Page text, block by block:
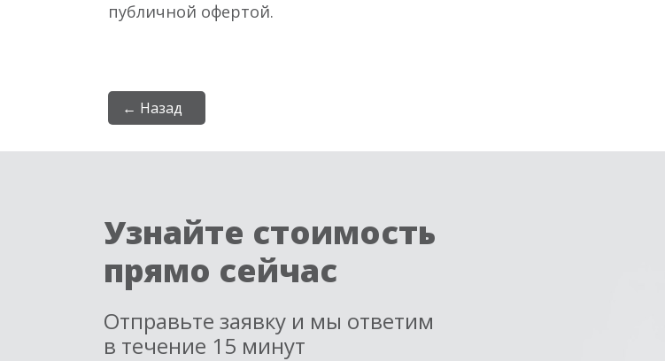
публичной офертой.
← Назад
Узнайте стоимость
прямо сейчас
Отправьте заявку и мы ответим
в течение 15 минут